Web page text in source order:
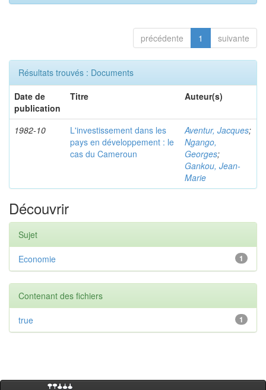
précédente 1 suivante
Résultats trouvés : Documents
Date de
publication
Titre Auteur(s)
1982-10
L'investissement dans les
pays en développement : le
cas du Cameroun
Aventur, Jacques;
Ngango,
Georges;
Gankou, Jean-
Marie
Découvrir
Sujet
1
Economie
Contenant des fichiers
1
true